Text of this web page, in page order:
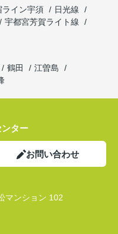
ライン宇須
日光線
宇都宮芳賀ライト線
鶴田
江曽島
ター
お問い合わせ
マンション 102